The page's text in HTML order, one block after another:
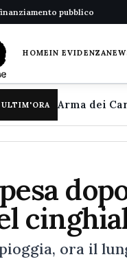
pubblico
HOMEIN EVIDENZA
ULTIM'ORA
ora il